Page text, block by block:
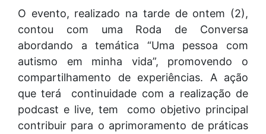
O evento, realizado na tarde de ontem (2),
contou com uma Roda de Conversa
abordando a temática “Uma pessoa com
autismo em minha vida”, promovendo o
compartilhamento de experiências. A ação
que terá continuidade com a realização de
podcast e live, tem como objetivo principal
contribuir para o aprimoramento de práticas